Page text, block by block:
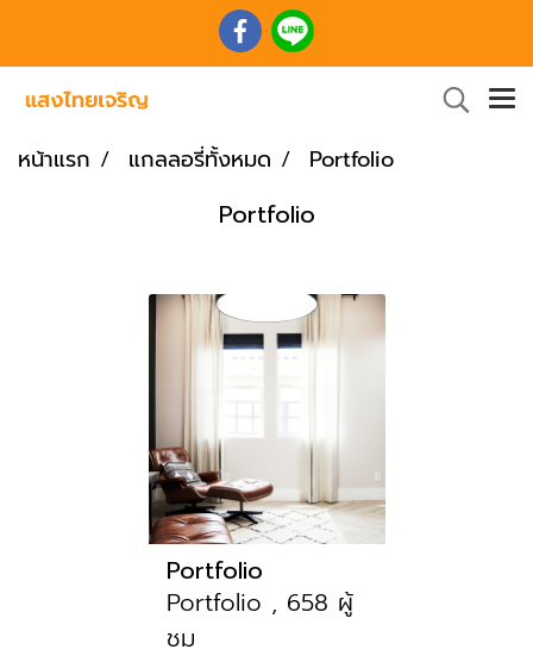
หน้าแรก แกลลอรี่ทั้งหมด Portfolio
Portfolio
Portfolio
Portfolio , 658 ผู้
ชม